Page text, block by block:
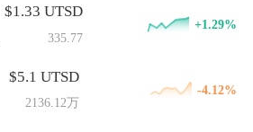
$1.33 UTSD
335.77
+1.29%
$5.1 UTSD
2136.12万
-4.12%